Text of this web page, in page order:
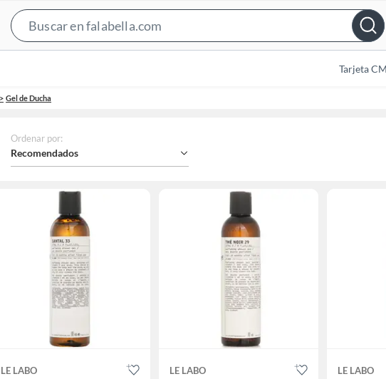
Bar
Tarjeta
Gel de Ducha
Ordenar por:
Recomendados
LE LABO LE LABO LE LABO